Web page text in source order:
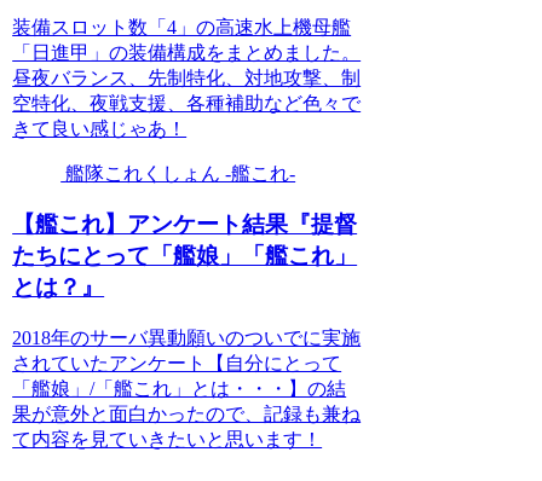
装備スロット数「4」の高速水上機母艦
「日進甲」の装備構成をまとめました。
昼夜バランス、先制特化、対地攻撃、制
空特化、夜戦支援、各種補助など色々で
きて良い感じゃあ！
艦隊これくしょん -艦これ-
【艦これ】アンケート結果『提督
たちにとって「艦娘」「艦これ」
とは？』
2018年のサーバ異動願いのついでに実施
されていたアンケート【自分にとって
「艦娘」/「艦これ」とは・・・】の結
果が意外と面白かったので、記録も兼ね
て内容を見ていきたいと思います！